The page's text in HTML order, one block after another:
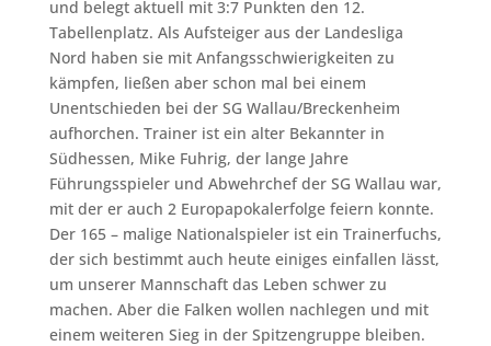
und belegt aktuell mit 3:7 Punkten den 12.
Tabellenplatz. Als Aufsteiger aus der Landesliga
Nord haben sie mit Anfangsschwierigkeiten zu
kämpfen, ließen aber schon mal bei einem
Unentschieden bei der SG Wallau/Breckenheim
aufhorchen. Trainer ist ein alter Bekannter in
Südhessen, Mike Fuhrig, der lange Jahre
Führungsspieler und Abwehrchef der SG Wallau war,
mit der er auch 2 Europapokalerfolge feiern konnte.
Der 165 – malige Nationalspieler ist ein Trainerfuchs,
der sich bestimmt auch heute einiges einfallen lässt,
um unserer Mannschaft das Leben schwer zu
machen. Aber die Falken wollen nachlegen und mit
einem weiteren Sieg in der Spitzengruppe bleiben.